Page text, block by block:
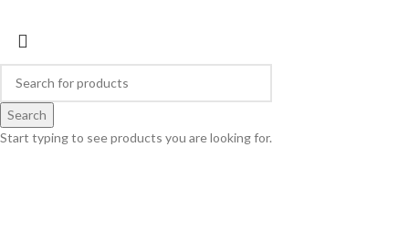
Search
Start typing to see products you are looking for.